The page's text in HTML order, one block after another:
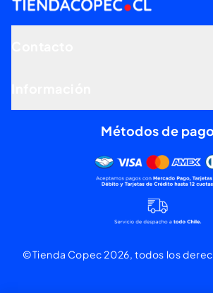
Métodos de pago
©Tienda Copec 2026, todos los